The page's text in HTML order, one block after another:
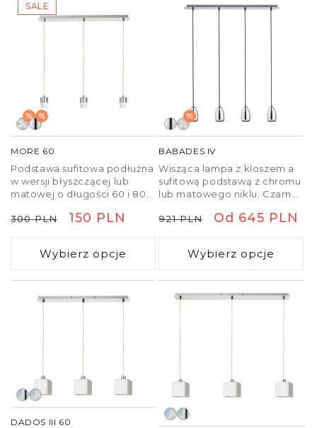
SALE
% %
MORE 60
Podstawa sufitowa podłużna
w wersji błyszczącej lub
matowej o długości 60 i 80
abażurów. Polecane
Cena
regularna
300 PLN
Cena
promocyjna
150 PLN
Wybierz opcje
%
BABADES IV
Wisząca lampa z kloszem a
sufitową podstawą z chromu
lub matowego niklu. Czarny
Cena
regularna
921 PLN
Cena
promocyjna
Od 645 PLN
Wybierz opcje
DADOS III 60